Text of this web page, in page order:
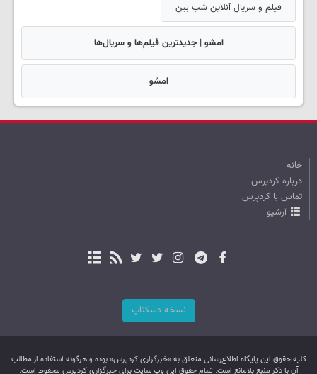
فیلم و سریال آنلاین شب بین
امشو | جدیدترین فیلم‌ها و سریال‌ها
امشو
خانه
درباره کردپرس
تماس با کردپرس
آرشیو
نسخه دسکتاپ
کليه حقوق اين پایگاه اطلاع‌رسانی متعلق به «خبرگزاری کردپرس» بوده و هرگونه استفاده از مطالب
آن با ذکر منبع بلامانع است. تمام حقوق این وب سایت برای خبرگزاری کردپرس محفوظ است.